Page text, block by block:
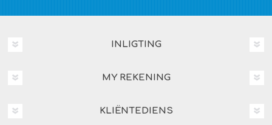
INLIGTING
MY REKENING
KLIËNTEDIENS